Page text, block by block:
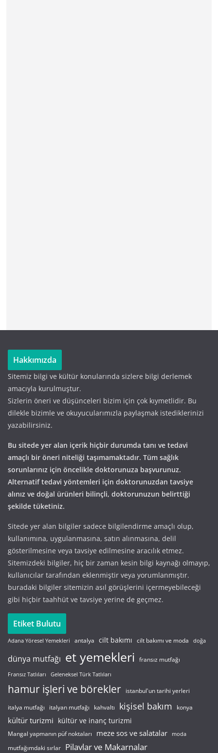
Hakkımızda
Sitemiz bilgi ve kültür konularında sizlere bilgi derlemek
amacıyla kurulmuştur.
Sizlerin öneri ve düşünceleri bizim için çok kıymetlidir. Bu
dilekle bizimle ve okuyucularımızla paylaşmak istediklerinizi
yazabilirsiniz.
Bu sitede yer alan içerik hiçbir durumda tanı ve tedavi
amaçlı bir öneri niteliği taşımamaktadır. Tüm sağlık
sorunlarınız için öncelikle doktorunuza başvurunuz.
Alternatif tedavi yöntemleri için doktorunuzdan tavsiye
alınız ve doğal ürünleri bilinçli, doktorunuzun belirttiği
şekilde tüketiniz.
Sitede yer alan bilgiler sadece bilgilendirme amaçlı olup,
kullanımına, uygulanmasına, satın alınmasına, delil
gösterilmesine veya tavsiye edilmesine aracılık etmez.
Sitemizdeki bilgiler, hiç bir zaman kesin bilgi kaynağı olmayıp,
kullanıcılar tarafından eklenmiştir veya yorumlanmıştır.
buradaki bilgiler sitemizin asıl görüşlerini içermeyebileceği
gibi hiçbir taahhüt ve tavsiye yerine de geçmez.
Etiket Bulutu
Adana Yöresel Yemekleri antalya cilt bakımı cilt bakımı ve moda doğa
dünya mutfağı et yemekleri fransız mutfağı
Fransız Tatlıları Geleneksel Türk Tatlıları
hamur işleri ve börekler istanbul'un tarihi yerleri
italya mutfağı italyan mutfağı kahvaltı kişisel bakım konya
kültür turizmi kültür ve inanç turizmi
Mangal yapmanın püf noktaları meze sos ve salatalar moda
mutfağımdaki sırlar Pilavlar ve Makarnalar